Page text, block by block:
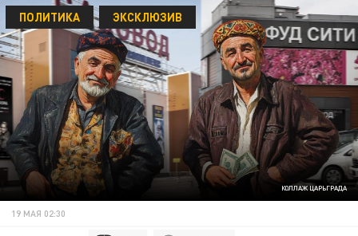
КОЛЛАЖ ЦАРЬГРАДА
ПОЛИТИКА ЭКСКЛЮЗИВ
19 МАЯ 02:30